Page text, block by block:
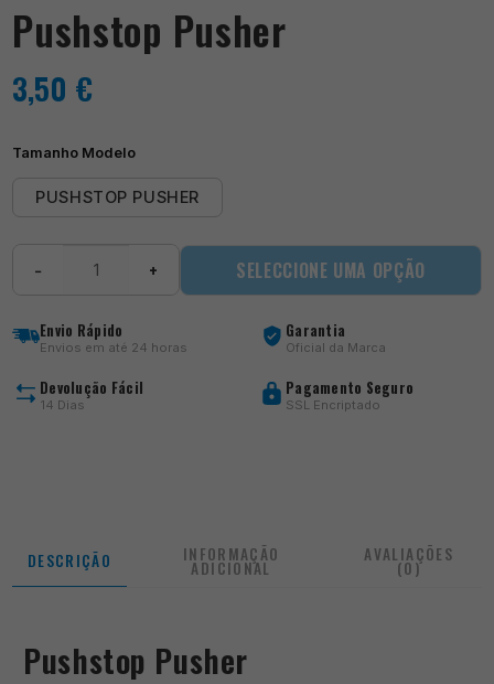
Pushstop Pusher
3,50 €
Tamanho Modelo
PUSHSTOP PUSHER
− + SELECCIONE UMA OPÇÃO
Envio Rápido
Envios em até 24 horas
Garantia
Oficial da Marca
Devolução Fácil
14 Dias
Pagamento Seguro
SSL Encriptado
DESCRIÇÃO INFORMAÇÃO
ADICIONAL
AVALIAÇÕES
(0)
Pushstop Pusher